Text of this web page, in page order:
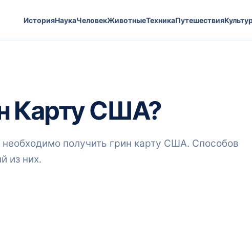
ИсторияНаукаЧеловекЖивотныеТехникаПутешествия
Карту США?
получить грин карту США. Способов
из них.